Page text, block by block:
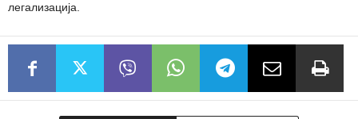
легализација.